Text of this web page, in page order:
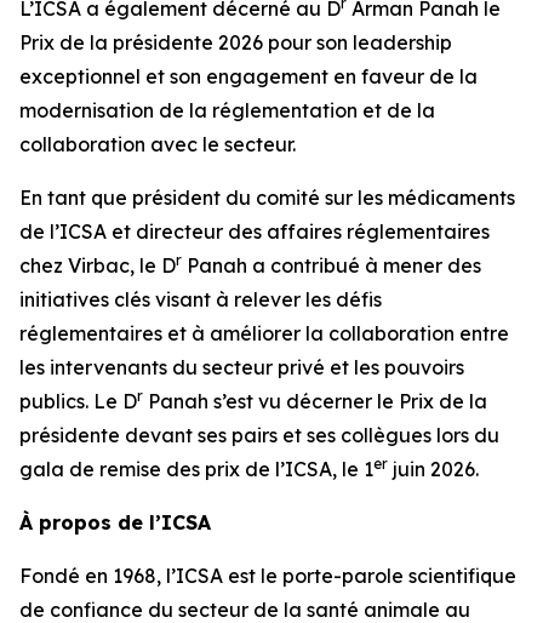
L’ICSA a également décerné au D Arman Panah le
Prix de la présidente 2026 pour son leadership
exceptionnel et son engagement en faveur de la
modernisation de la réglementation et de la
collaboration avec le secteur.
En tant que président du comité sur les médicaments
de l’ICSA et directeur des affaires réglementaires
chez Virbac, le Dr Panah a contribué à mener des
initiatives clés visant à relever les défis
réglementaires et à améliorer la collaboration entre
les intervenants du secteur privé et les pouvoirs
publics. Le Dr Panah s’est vu décerner le Prix de la
présidente devant ses pairs et ses collègues lors du
gala de remise des prix de l’ICSA, le 1er juin 2026.
À propos de l’ICSA
Fondé en 1968, l’ICSA est le porte-parole scientifique
de confiance du secteur de la santé animale au